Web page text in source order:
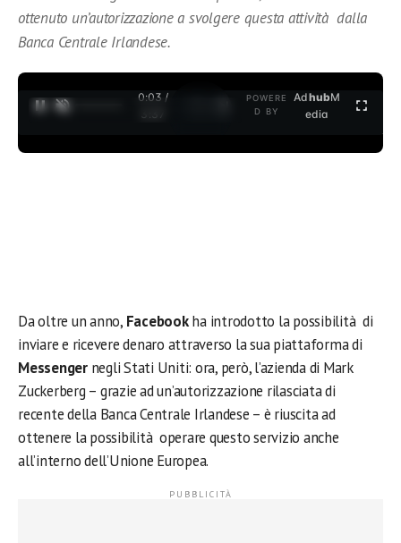
ottenuto un’autorizzazione a svolgere questa attività dalla
Banca Centrale Irlandese.
0:03 /
3:37
POWERE
D BY
AdhubM
edia
Da oltre un anno, Facebookha introdotto la possibilità di
inviare e ricevere denaro attraverso la sua piattaforma di
Messengernegli Stati Uniti: ora, però, l’azienda di Mark
Zuckerberg – grazie ad un’autorizzazione rilasciata di
recente della Banca Centrale Irlandese – è riuscita ad
ottenere la possibilità operare questo servizio anche
all’interno dell’Unione Europea.